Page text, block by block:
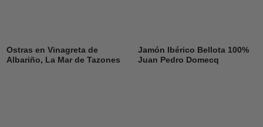
Ostras en Vinagreta de
Albariño, La Mar de Tazones
Jamón Ibérico Bellota 100%
Juan Pedro Domecq